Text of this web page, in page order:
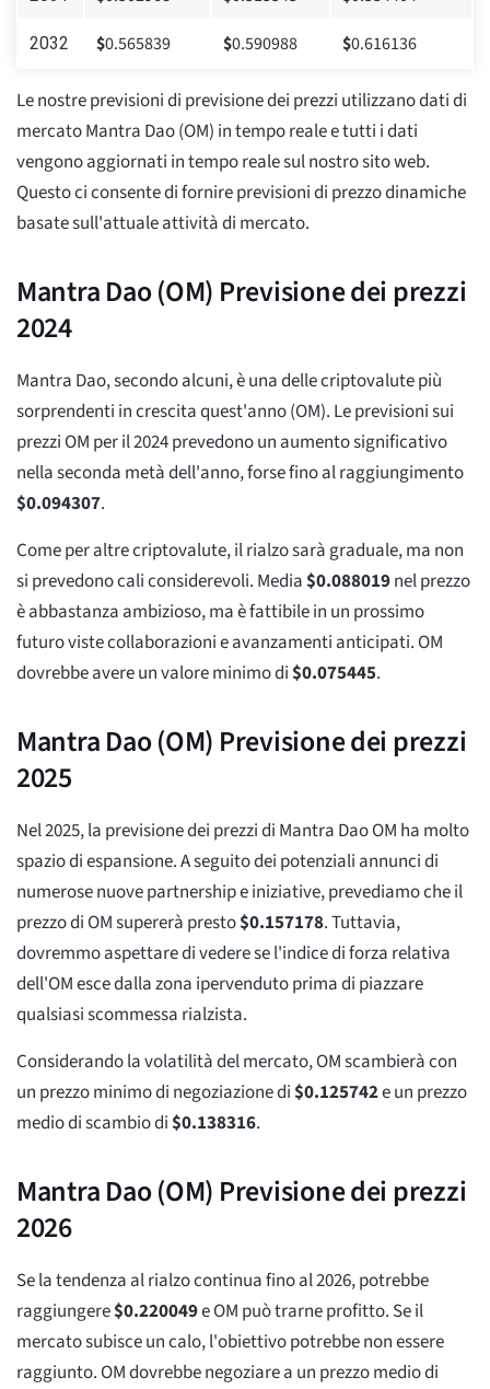
2032 $0.565839 $0.590988 $0.616136
Le nostre previsioni di previsione dei prezzi utilizzano dati di
mercato Mantra Dao (OM) in tempo reale e tutti i dati
vengono aggiornati in tempo reale sul nostro sito web.
Questo ci consente di fornire previsioni di prezzo dinamiche
basate sull'attuale attività di mercato.
Mantra Dao (OM) Previsione dei prezzi
2024
Mantra Dao, secondo alcuni, è una delle criptovalute più
sorprendenti in crescita quest'anno (OM). Le previsioni sui
prezzi OM per il 2024 prevedono un aumento significativo
nella seconda metà dell'anno, forse fino al raggiungimento
$0.094307.
Come per altre criptovalute, il rialzo sarà graduale, ma non
si prevedono cali considerevoli. Media$0.088019nel prezzo
è abbastanza ambizioso, ma è fattibile in un prossimo
futuro viste collaborazioni e avanzamenti anticipati. OM
dovrebbe avere un valore minimo di$0.075445.
Mantra Dao (OM) Previsione dei prezzi
2025
Nel 2025, la previsione dei prezzi di Mantra Dao OM ha molto
spazio di espansione. A seguito dei potenziali annunci di
numerose nuove partnership e iniziative, prevediamo che il
prezzo di OM supererà presto$0.157178. Tuttavia,
dovremmo aspettare di vedere se l'indice di forza relativa
dell'OM esce dalla zona ipervenduto prima di piazzare
qualsiasi scommessa rialzista.
Considerando la volatilità del mercato, OM scambierà con
un prezzo minimo di negoziazione di$0.125742e un prezzo
medio di scambio di$0.138316.
Mantra Dao (OM) Previsione dei prezzi
2026
Se la tendenza al rialzo continua fino al 2026, potrebbe
raggiungere$0.220049e OM può trarne profitto. Se il
mercato subisce un calo, l'obiettivo potrebbe non essere
raggiunto. OM dovrebbe negoziare a un prezzo medio di